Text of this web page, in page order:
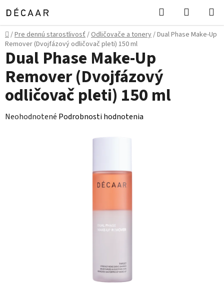
Prejsť
na
obsah
Hľadať
KOŠÍK
Domov
/Pre dennú starostlivosť/Odličovače a tonery/Dual Phase Make-Up
Remover (Dvojfázový odličovač pleti) 150 ml
Dual Phase Make-Up
Remover (Dvojfázový
odličovač pleti) 150 ml
Priemerné
Neohodnotené Podrobnosti hodnotenia